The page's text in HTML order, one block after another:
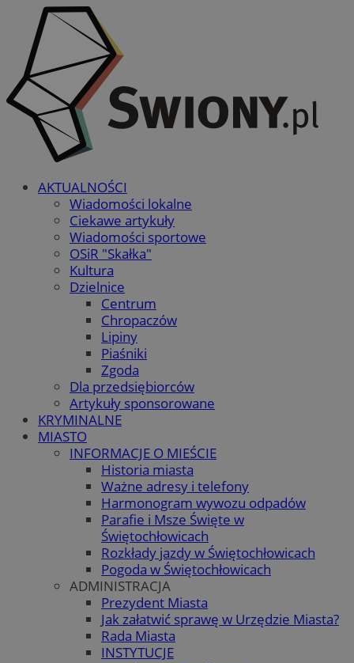
AKTUALNOŚCI
Wiadomości lokalne
Ciekawe artykuły
Wiadomości sportowe
OSiR "Skałka"
Kultura
Dzielnice
Centrum
Chropaczów
Lipiny
Piaśniki
Zgoda
Dla przedsiębiorców
Artykuły sponsorowane
KRYMINALNE
MIASTO
INFORMACJE O MIEŚCIE
Historia miasta
Ważne adresy i telefony
Harmonogram wywozu odpadów
Parafie i Msze Święte w
Świętochłowicach
Rozkłady jazdy w Świętochłowicach
Pogoda w Świętochłowicach
ADMINISTRACJA
Prezydent Miasta
Jak załatwić sprawę w Urzędzie Miasta?
Rada Miasta
INSTYTUCJE